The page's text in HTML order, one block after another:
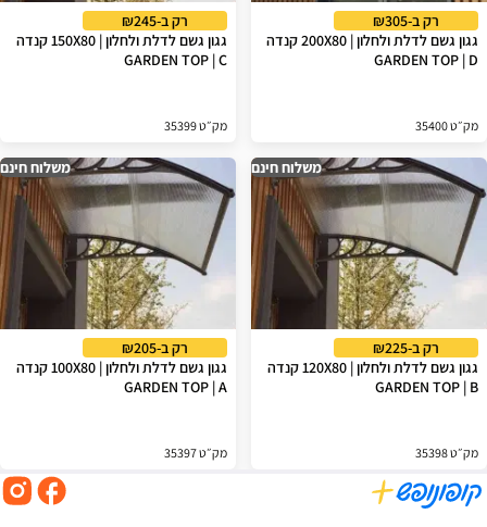
רק ב-₪305
גגון גשם לדלת ולחלון | 200X80 קנדה
GARDEN TOP | D
מק״ט 35400
רק ב-₪245
גגון גשם לדלת ולחלון | 150X80 קנדה
GARDEN TOP | C
מק״ט 35399
משלוח חינם
רק ב-₪225
גגון גשם לדלת ולחלון | 120X80 קנדה
GARDEN TOP | B
מק״ט 35398
משלוח חינם
רק ב-₪205
גגון גשם לדלת ולחלון | 100X80 קנדה
GARDEN TOP | A
מק״ט 35397